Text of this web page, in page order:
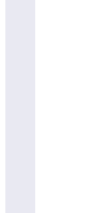
de incêndio destrói